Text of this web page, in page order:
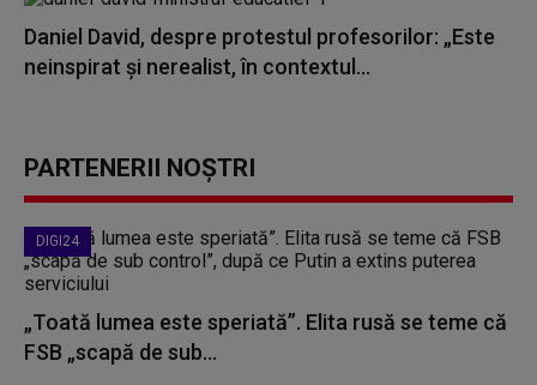
Daniel David, despre protestul profesorilor: „Este
neinspirat şi nerealist, în contextul...
PARTENERII NOȘTRI
DIGI24
„Toată lumea este speriată”. Elita rusă se teme că
FSB „scapă de sub...